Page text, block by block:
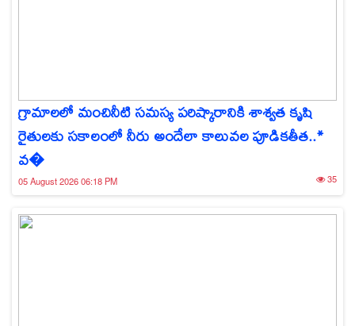
గ్రామాలలో మంచినీటి సమస్య పరిష్కారానికి శాశ్వత కృషి
రైతులకు సకాలంలో నీరు అందేలా కాలువల పూడికతీత..*
వ�
05 August 2026 06:18 PM 35